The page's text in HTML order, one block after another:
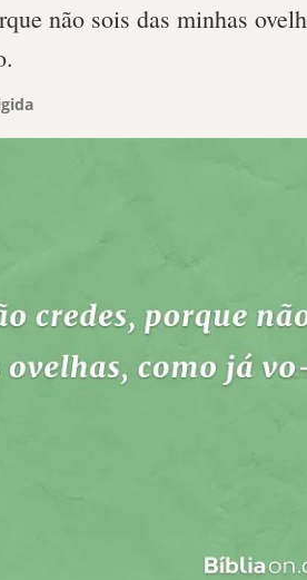
não sois das minhas